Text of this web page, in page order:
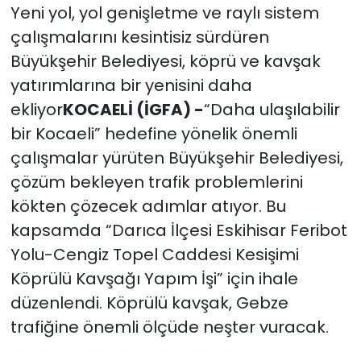
Yeni yol, yol genişletme ve raylı sistem
çalışmalarını kesintisiz sürdüren
Büyükşehir Belediyesi, köprü ve kavşak
yatırımlarına bir yenisini daha
ekliyorKOCAELİ (İGFA) -“Daha ulaşılabilir
bir Kocaeli” hedefine yönelik önemli
çalışmalar yürüten Büyükşehir Belediyesi,
çözüm bekleyen trafik problemlerini
kökten çözecek adımlar atıyor. Bu
kapsamda “Darıca İlçesi Eskihisar Feribot
Yolu-Cengiz Topel Caddesi Kesişimi
Köprülü Kavşağı Yapım İşi” için ihale
düzenlendi. Köprülü kavşak, Gebze
trafiğine önemli ölçüde neşter vuracak.